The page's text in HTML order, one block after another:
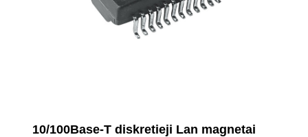
10/100Base-T diskretieji Lan magnetai